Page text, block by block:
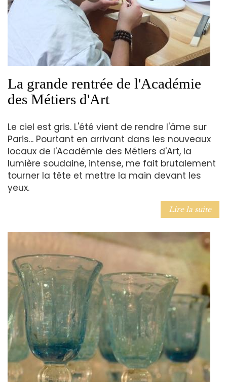
La grande rentrée de l'Académie
des Métiers d'Art
Le ciel est gris. L'été vient de rendre l'âme sur
Paris... Pourtant en arrivant dans les nouveaux
locaux de l'Académie des Métiers d'Art, la
lumière soudaine, intense, me fait brutalement
tourner la tête et mettre la main devant les
yeux.
Lire la suite